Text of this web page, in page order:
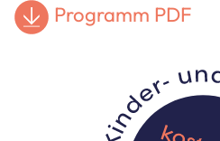
Programm PDF